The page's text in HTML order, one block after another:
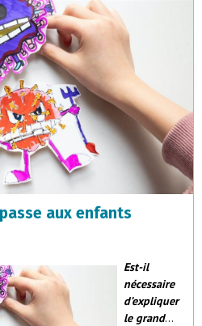
que tu seras le mieux, tu y seras
aux enfants
Est-il
nécessaire
d’expliquer
le grand